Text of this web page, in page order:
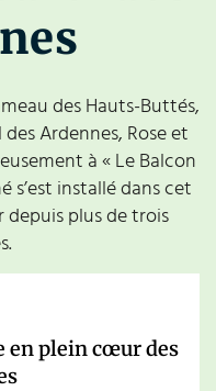
des Hauts-Buttés,
Ardennes, Rose et
à « Le Balcon
s’est installé dans cet
plus de trois
en plein cœur des